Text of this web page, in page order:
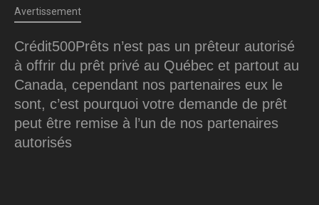
Avertissement
Crédit500Prêts n’est pas un prêteur autorisé
à offrir du prêt privé au Québec et partout au
Canada, cependant nos partenaires eux le
sont, c’est pourquoi votre demande de prêt
peut être remise à l’un de nos partenaires
autorisés